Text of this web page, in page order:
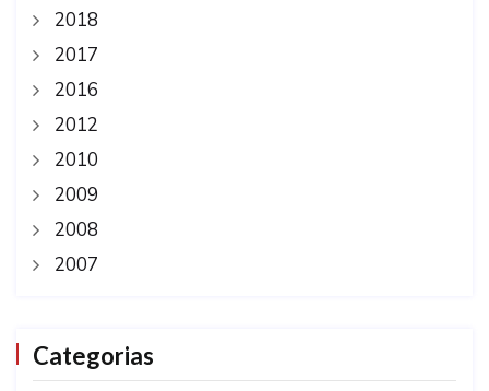
2018
2017
2016
2012
2010
2009
2008
2007
Categorias